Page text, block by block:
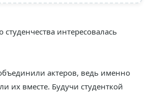
студенчества интересовалась
актеров, ведь именно
их вместе. Будучи студенткой